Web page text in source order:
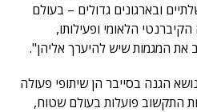
ובארגונים גדולים – בעולם
הלאומי ופעילותו,
המגמות שיש להיערך אליהן".
הגנה בסייבר הן שיתופי פעולה
התקשוב פועלות בעולם שטוח,